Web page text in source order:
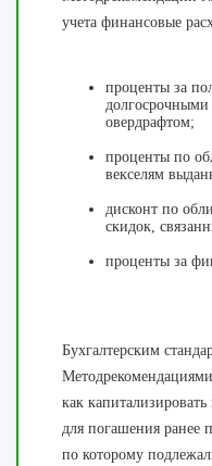
учета финансовые
проценты за
овердрафтом;
проценты по
векселям
дисконт по
скидок,
проценты за
Бухгалтерским
как
для погашения ранее
по которому